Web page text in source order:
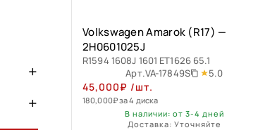
Volkswagen Amarok (R17) —
2H0601025J
R1594 1608J 1601 ET1626 65.1
Арт.VA-17849S 5.0
45,000₽ /шт.
180,000₽за 4 диска
В наличии: от 3-4 дней
Доставка: Уточняйте